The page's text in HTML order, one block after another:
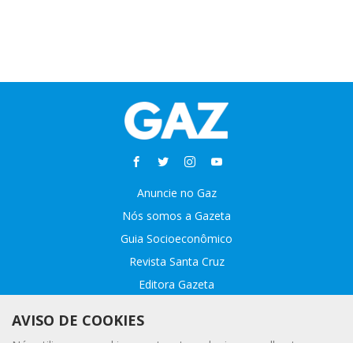
Anuncie no Gaz
Nós somos a Gazeta
Guia Socioeconômico
Revista Santa Cruz
Editora Gazeta
Fale conosco
AVISO DE COOKIES